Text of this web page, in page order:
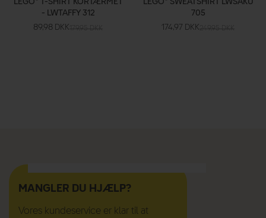
LEGO® T-SHIRT KORTÆRMET
- LWTAFFY 312
89,98 DKK
LEGO® SWEATSHIRT LWSAKU
705
174,97 DKK
MANGLER DU HJÆLP?
Vores kundeservice er klar til at